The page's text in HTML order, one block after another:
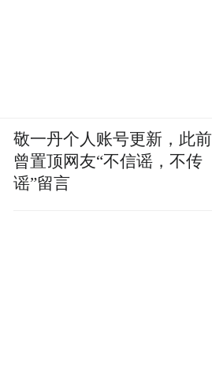
敬一丹个人账号更新，此前
曾置顶网友“不信谣，不传
谣”留言